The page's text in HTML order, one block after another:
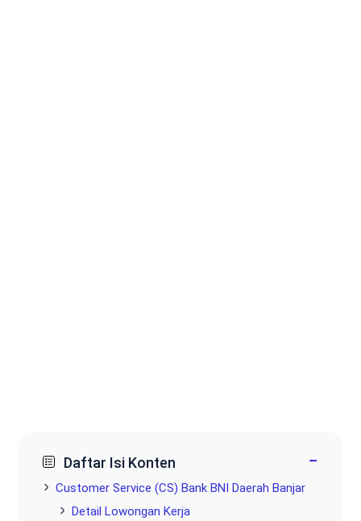
Daftar Isi Konten −
Customer Service (CS) Bank BNI Daerah Banjar
Detail Lowongan Kerja